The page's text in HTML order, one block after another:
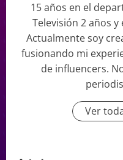
15 años en el
Televisión 2 años y
Actualmente soy
fusionando mi
de influencers.
Ver